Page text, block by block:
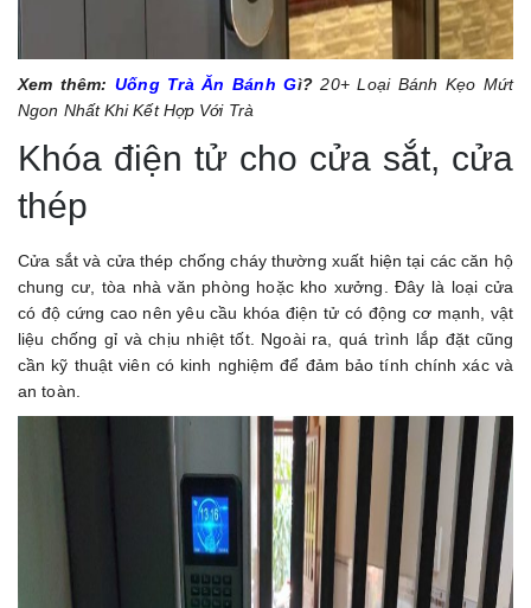
Xem thêm:Uống Trà Ăn Bánh Gì?20+ Loại Bánh Kẹo Mứt
Ngon Nhất Khi Kết Hợp Với Trà
Khóa điện tử cho cửa sắt, cửa
thép
Cửa sắt và cửa thép chống cháy thường xuất hiện tại các căn hộ
chung cư, tòa nhà văn phòng hoặc kho xưởng. Đây là loại cửa
có độ cứng cao nên yêu cầu khóa điện tử có động cơ mạnh, vật
liệu chống gỉ và chịu nhiệt tốt. Ngoài ra, quá trình lắp đặt cũng
cần kỹ thuật viên có kinh nghiệm để đảm bảo tính chính xác và
an toàn.